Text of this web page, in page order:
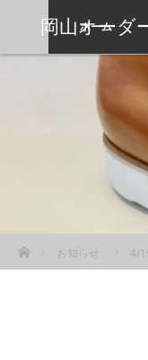
岡山オー
岡靴工房
ホーム
お知らせ
4/